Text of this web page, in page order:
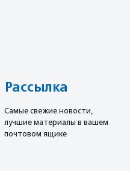
Рассылка
Cамые свежие новости,
лучшие материалы в вашем
почтовом ящике